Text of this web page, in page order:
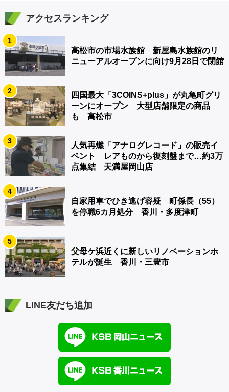
アクセスランキング
1
高松市の市場水族館 新屋島水族館のリ
ニューアルオープンに向け9月28日で閉館
2
四国最大「3COINS+plus」が丸亀町グリ
ーンにオープン 大型店舗限定の商品
も 高松市
3
人気再燃「アナログレコード」の販売イ
ベント レアものから復刻盤まで…約3万
点集結 天満屋岡山店
4
自家用車でひき逃げ容疑 町係長（55）
を停職6カ月処分 香川・多度津町
5
父母ケ浜近くに新しいリノベーションホ
テルが誕生 香川・三豊市
LINE友だち追加